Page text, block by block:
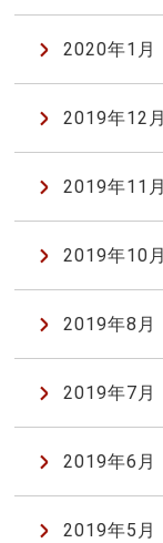
2020年1月
2019年12月
2019年11月
2019年10月
2019年8月
2019年7月
2019年6月
2019年5月